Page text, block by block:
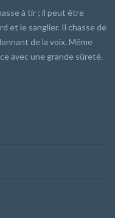
à tir ; il peut être
et le sanglier. Il chasse de
de la voix. Même
avec une grande sûreté.